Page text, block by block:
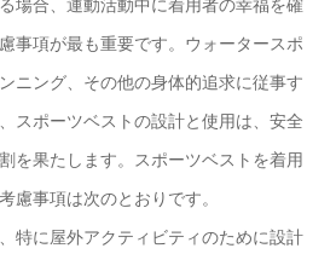
場合、運動活動中に着用者の幸福を確
事項が最も重要です。ウォータースポ
ニング、その他の身体的追求に従事す
スポーツベストの設計と使用は、安全
を果たします。スポーツベストを着用
慮事項は次のとおりです。
特に屋外アクティビティのために設計